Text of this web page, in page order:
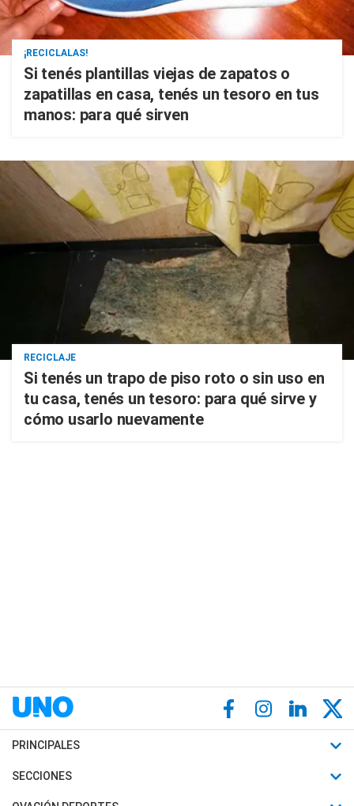
¡RECICLALAS!
Si tenés plantillas viejas de zapatos o
zapatillas en casa, tenés un tesoro en tus
manos: para qué sirven
RECICLAJE
Si tenés un trapo de piso roto o sin uso en
tu casa, tenés un tesoro: para qué sirve y
cómo usarlo nuevamente
PRINCIPALES
Últimas Noticias
Política
SECCIONES